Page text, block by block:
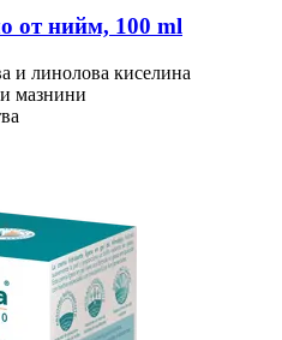
от нийм, 100 ml
и линолова киселина
мазнини